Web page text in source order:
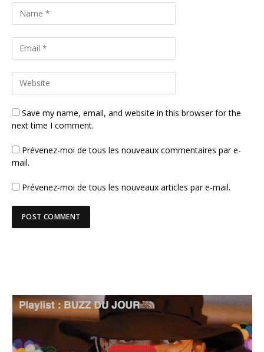
Save my name, email, and website in this browser for the
next time I comment.
Prévenez-moi de tous les nouveaux commentaires par e-
mail.
Prévenez-moi de tous les nouveaux articles par e-mail.